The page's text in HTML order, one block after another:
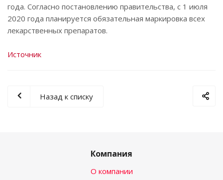
года. Согласно постановлению правительства, с 1 июля
2020 года планируется обязательная маркировка всех
лекарственных препаратов.
Источник
Назад к списку
Компания
О компании